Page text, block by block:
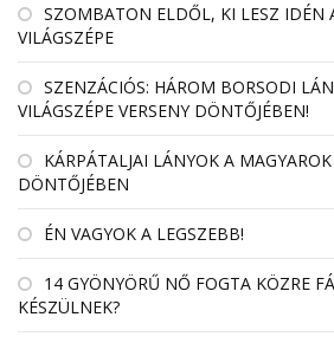
SZOMBATON ELDŐL, KI LESZ IDÉN
VILÁGSZÉPE
SZENZÁCIÓS: HÁROM BORSODI
VILÁGSZÉPE VERSENY DÖNTŐJÉBEN!
KÁRPÁTALJAI LÁNYOK A
DÖNTŐJÉBEN
ÉN VAGYOK A LEGSZEBB!
14 GYÖNYÖRŰ NŐ FOGTA KÖZRE
KÉSZÜLNEK?